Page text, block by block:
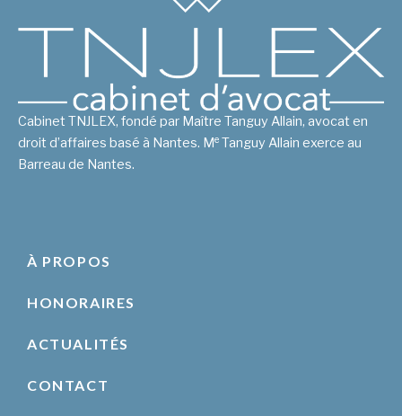
Cabinet TNJLEX, fondé par Maître Tanguy Allain, avocat en
droit d’affaires basé à Nantes. Me Tanguy Allain exerce au
Barreau de Nantes.
À PROPOS
HONORAIRES
ACTUALITÉS
CONTACT